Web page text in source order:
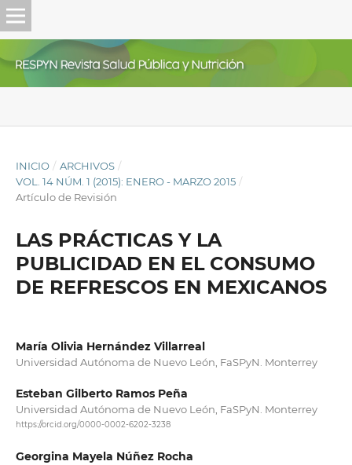
INICIO / ARCHIVOS /
VOL. 14 NÚM. 1 (2015): ENERO - MARZO 2015 /
Artículo de Revisión
LAS PRÁCTICAS Y LA
PUBLICIDAD EN EL CONSUMO
DE REFRESCOS EN MEXICANOS
María Olivia Hernández Villarreal
Universidad Autónoma de Nuevo León, FaSPyN. Monterrey
Esteban Gilberto Ramos Peña
Universidad Autónoma de Nuevo León, FaSPyN. Monterrey
https://orcid.org/0000-0002-6202-3238
Georgina Mayela Núñez Rocha